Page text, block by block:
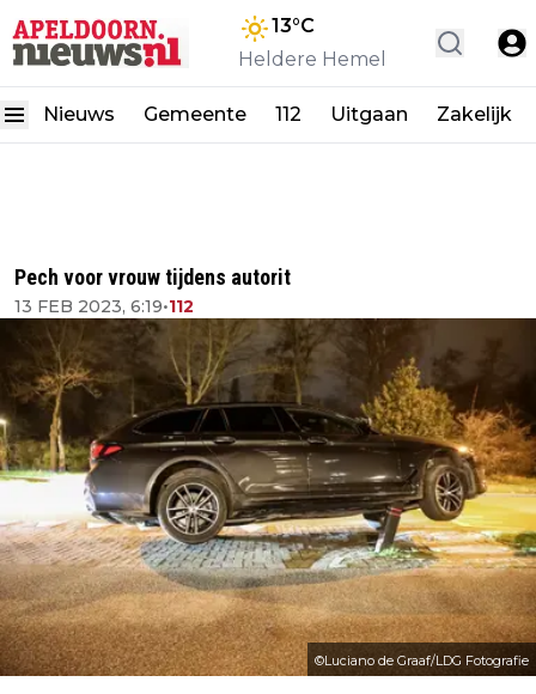
13°C
Heldere Hemel
Nieuws Gemeente 112 Uitgaan Zakelijk
Pech voor vrouw tijdens autorit
13 FEB 2023, 6:19•112
©Luciano de Graaf/LDG Fotografie